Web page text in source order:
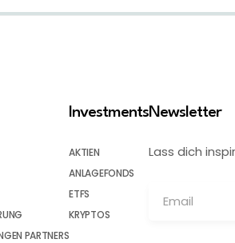
PARTNERS
Investments
AKTIEN
ANLAGEFONDS
ETFS
KRYPTOS
Newsletter
Lass dich